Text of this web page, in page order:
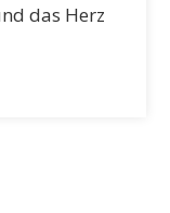
das Herz